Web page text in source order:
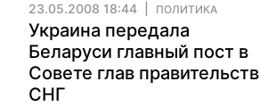
23.05.2008 18:44 ПОЛИТИКА
Украина передала
Беларуси главный пост в
Совете глав правительств
СНГ